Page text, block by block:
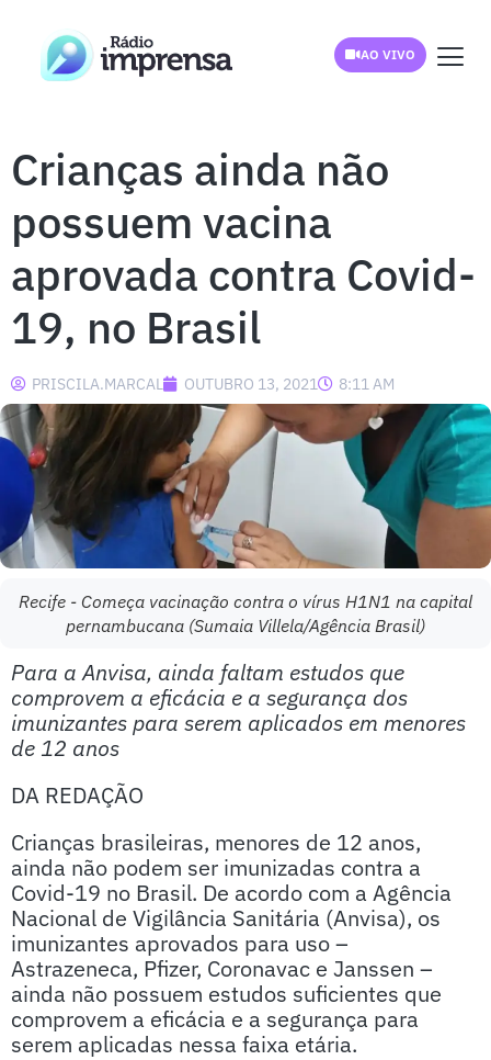
AO VIVO
Crianças ainda não
possuem vacina
aprovada contra Covid-
19, no Brasil
PRISCILA.MARCAL OUTUBRO 13, 2021 8:11 AM
Recife - Começa vacinação contra o vírus H1N1 na capital
pernambucana (Sumaia Villela/Agência Brasil)
Para a Anvisa, ainda faltam estudos que
comprovem a eficácia e a segurança dos
imunizantes para serem aplicados em menores
de 12 anos
DA REDAÇÃO
Crianças brasileiras, menores de 12 anos,
ainda não podem ser imunizadas contra a
Covid-19 no Brasil. De acordo com a Agência
Nacional de Vigilância Sanitária (Anvisa), os
imunizantes aprovados para uso –
Astrazeneca, Pfizer, Coronavac e Janssen –
ainda não possuem estudos suficientes que
comprovem a eficácia e a segurança para
serem aplicadas nessa faixa etária.